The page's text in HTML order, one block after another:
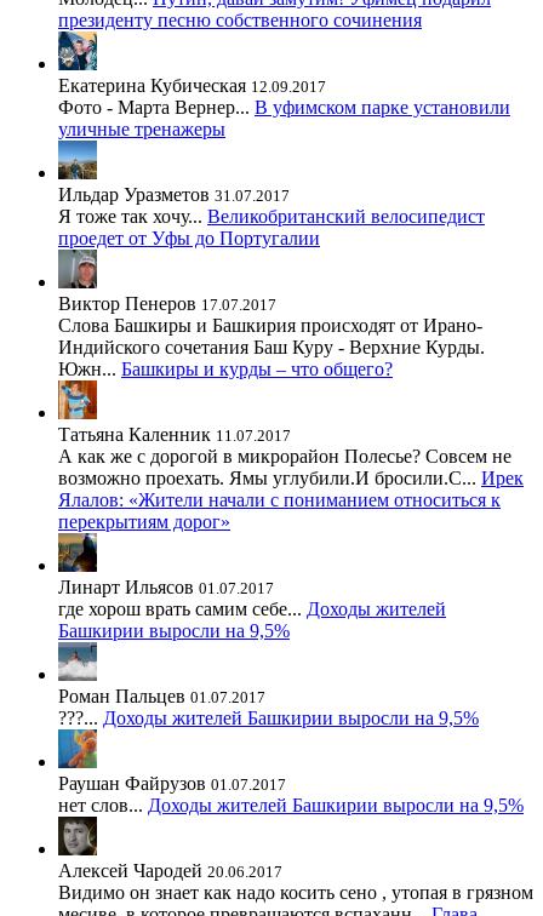
президенту песню собственного сочинения
Екатерина Кубическая 12.09.2017
Фото - Марта Вернер... В уфимском парке установили
уличные тренажеры
Ильдар Уразметов 31.07.2017
Я тоже так хочу... Великобританский велосипедист
проедет от Уфы до Португалии
Виктор Пенеров 17.07.2017
Слова Башкиры и Башкирия происходят от Ирано-
Индийского сочетания Баш Куру - Верхние Курды.
Южн... Башкиры и курды – что общего?
Татьяна Каленник 11.07.2017
А как же с дорогой в микрорайон Полесье? Совсем не
возможно проехать. Ямы углубили.И бросили.С... Ирек
Ялалов: «Жители начали с пониманием относиться к
перекрытиям дорог»
Линарт Ильясов 01.07.2017
где хорош врать самим себе... Доходы жителей
Башкирии выросли на 9,5%
Роман Пальцев 01.07.2017
???... Доходы жителей Башкирии выросли на 9,5%
Раушан Файрузов 01.07.2017
нет слов... Доходы жителей Башкирии выросли на 9,5%
Алексей Чародей 20.06.2017
Видимо он знает как надо косить сено , утопая в грязном